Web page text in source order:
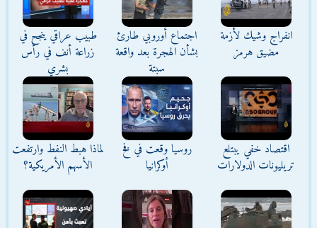
انفراج وشيك لأزمة
مضيق هرمز
اجتماع أوروبي طارئ
بشأن الهجرة بعد واقعة
سبتة
طبيب عراقي ينجح في
زراعة أنف في رأس
بشري
اقتصاد خفي يبتلع
تريليونات الدولارات
روسيا وقعت في فخ
أوكرانيا
لماذا هبط النفط وارتفعت
الأسهم الأمريكية؟